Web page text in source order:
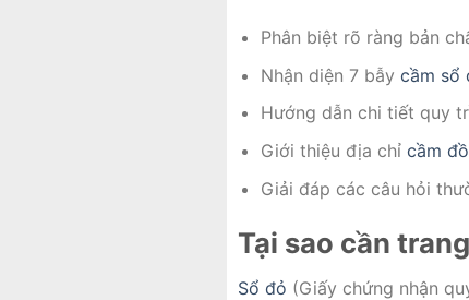
Phân biệt rõ ràng bản
Nhận diện 7 bẫy cầm sổ
Hướng dẫn chi tiết quy
Giới thiệu địa chỉ cầm đồ
Giải đáp các câu hỏi
Tại sao cần
Sổ đỏ (Giấy chứng nhận